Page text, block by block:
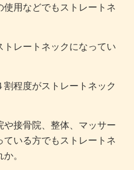
使用などでもストレートネ
トレートネックになってい
程度がストレートネック
や接骨院、整体、マッサー
ている方でもストレートネ
。